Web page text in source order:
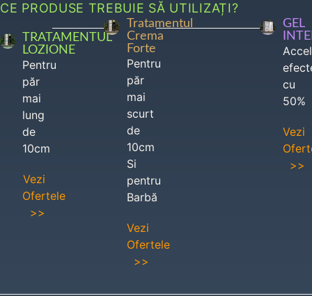
CE PRODUSE TREBUIE SĂ UTILIZAȚI?
TRATAMENTUL
LOZIONE
Pentru
păr
mai
lung
de
10cm
Vezi
Ofertele
>>
Tratamentul
Crema
Forte
Pentru
păr
mai
scurt
de
10cm
Si
pentru
Barbă
Vezi
Ofertele
>>
GEL
cu
50%
Vezi
>>